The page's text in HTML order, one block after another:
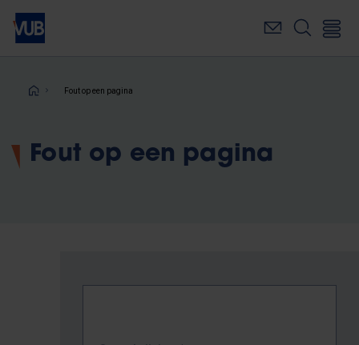
Overslaan
naar
inhoudKruimelpad
Fout op een pagina
Fout op een pagina